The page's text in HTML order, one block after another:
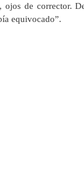
ojos de corrector.
equivocado”.